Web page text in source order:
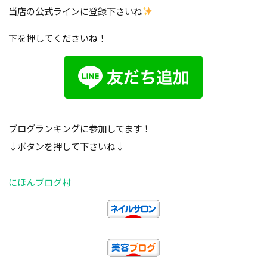
当店の公式ラインに登録下さいね
下を押してくださいね！
ブログランキングに参加してます！
↓ボタンを押して下さいね↓
にほんブログ村